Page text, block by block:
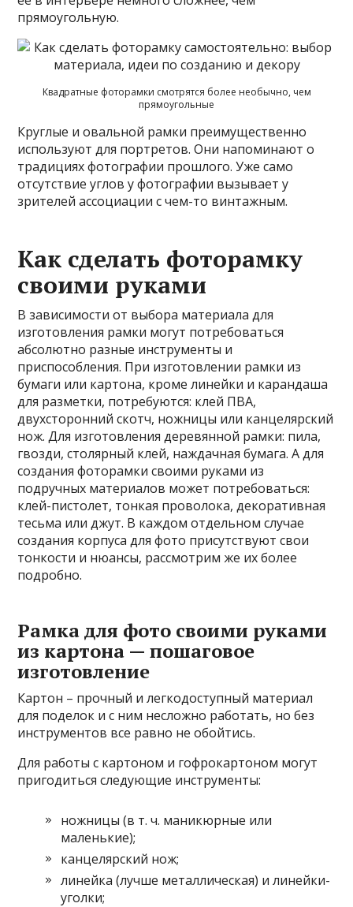
прямоугольную.
Квадратные фоторамки смотрятся более необычно, чем
прямоугольные
Круглые и овальной рамки преимущественно
используют для портретов. Они напоминают о
традициях фотографии прошлого. Уже само
отсутствие углов у фотографии вызывает у
зрителей ассоциации с чем-то винтажным.
Как сделать фоторамку
своими руками
В зависимости от выбора материала для
изготовления рамки могут потребоваться
абсолютно разные инструменты и
приспособления. При изготовлении рамки из
бумаги или картона, кроме линейки и карандаша
для разметки, потребуются: клей ПВА,
двухсторонний скотч, ножницы или канцелярский
нож. Для изготовления деревянной рамки: пила,
гвозди, столярный клей, наждачная бумага. А для
создания фоторамки своими руками из
подручных материалов может потребоваться:
клей-пистолет, тонкая проволока, декоративная
тесьма или джут. В каждом отдельном случае
создания корпуса для фото присутствуют свои
тонкости и нюансы, рассмотрим же их более
подробно.
Рамка для фото своими руками
из картона — пошаговое
изготовление
Картон – прочный и легкодоступный материал
для поделок и с ним несложно работать, но без
инструментов все равно не обойтись.
Для работы с картоном и гофрокартоном могут
пригодиться следующие инструменты:
ножницы (в т. ч. маникюрные или
маленькие);
канцелярский нож;
линейка (лучше металлическая) и линейки-
уголки;